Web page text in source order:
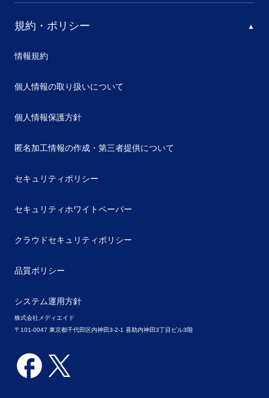
株式会社メディエイド
〒101-0047 東京都千代田区内神田3-2-1 喜助内神田3丁目ビル3階
規約・ポリシー
情報規約
個人情報の取り扱いについて
個人情報保護方針
匿名加工情報の作成・第三者提供について
セキュリティポリシー
セキュリティホワイトペーパー
クラウドセキュリティポリシー
品質ポリシー
システム運用方針